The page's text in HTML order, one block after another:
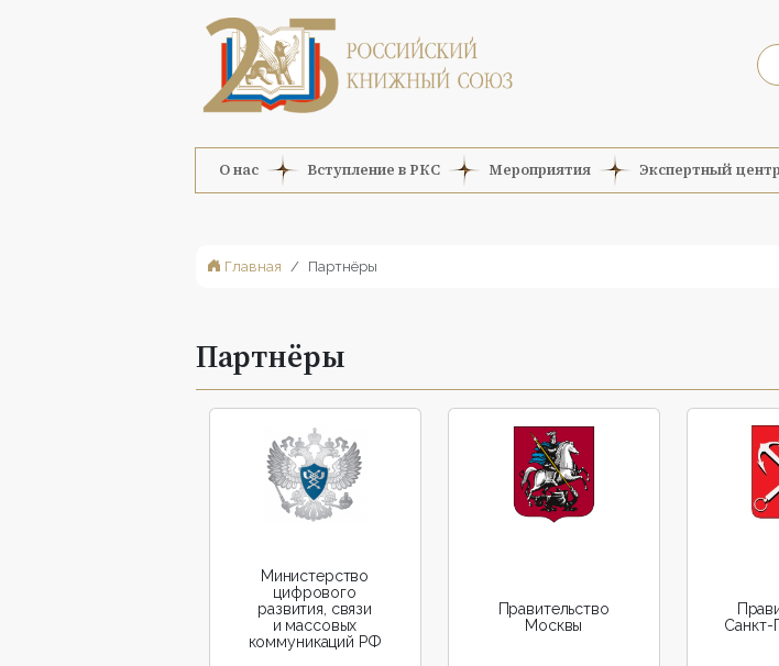
О нас Вступление в РКС Мероприятия Экспертный центр
Главная Партнёры
Партнёры
Министерство
цифрового
развития, связи
и массовых
коммуникаций РФ
Правительство
Москвы
Санкт-